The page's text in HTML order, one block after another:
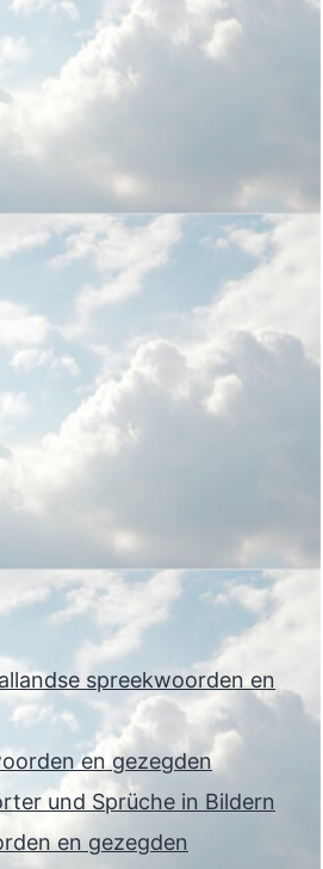
spreekwoorden en
en gezegden
und Sprüche in Bildern
en gezegden